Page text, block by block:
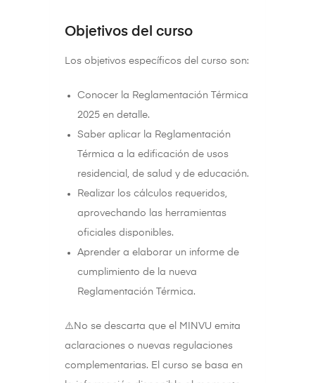
Objetivos del curso
Los objetivos específicos del curso son:
Conocer la Reglamentación Térmica
2025 en detalle.
Saber aplicar la Reglamentación
Térmica a la edificación de usos
residencial, de salud y de educación.
Realizar los cálculos requeridos,
aprovechando las herramientas
oficiales disponibles.
Aprender a elaborar un informe de
cumplimiento de la nueva
Reglamentación Térmica.
⚠️No se descarta que el MINVU emita
aclaraciones o nuevas regulaciones
complementarias. El curso se basa en